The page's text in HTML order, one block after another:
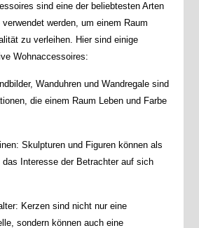
sind eine der beliebtesten Arten
werden, um einem Raum
zu verleihen. Hier sind einige
Wohnaccessoires:
Wanduhren und Wandregale sind
die einem Raum Leben und Farbe
Skulpturen und Figuren können als
das Interesse der Betrachter auf sich
Kerzen sind nicht nur eine
sondern können auch eine